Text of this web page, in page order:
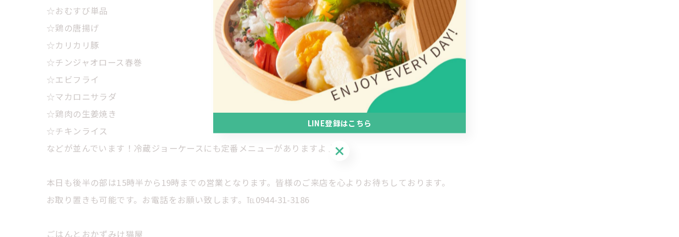
☆おむすび単品
☆鶏の唐揚げ
☆カリカリ豚
☆チンジャオロース春巻
☆エビフライ
☆マカロニサラダ
☆鶏肉の生姜焼き
☆チキンライス
などが並んでいます！冷蔵ジョーケースにも定番メニューがありますよ♪
本日も後半の部は15時半から19時までの営業となります。皆様のご来店を心よりお待ちしております。
お取り置きも可能です。お電話をお願い致します。℡0944-31-3186
ごはんとおかずみけ猫屋
LINE登録はこちら
LINE登録はこちら